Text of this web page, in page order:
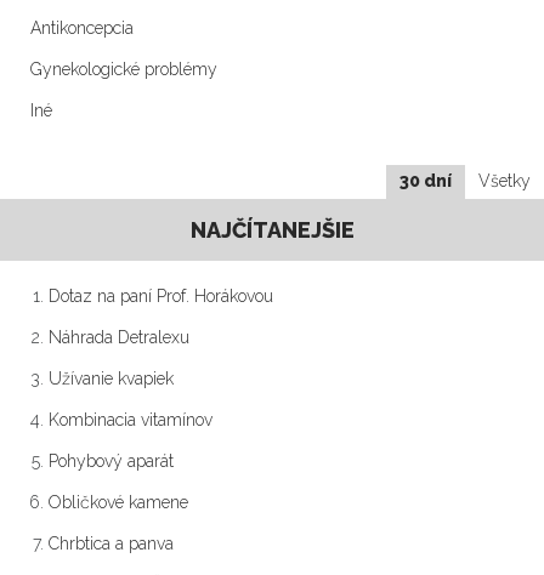
Antikoncepcia
Gynekologické problémy
Iné
30 dní Všetky
NAJČÍTANEJŠIE
Dotaz na paní Prof. Horákovou
Náhrada Detralexu
Užívanie kvapiek
Kombinacia vitamínov
Pohybový aparát
Obličkové kamene
Chrbtica a panva